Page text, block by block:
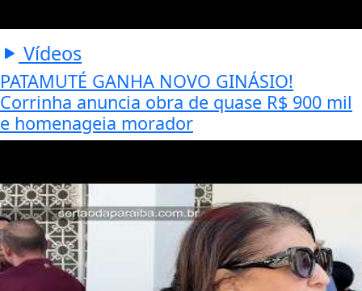
Vídeos
PATAMUTÉ GANHA NOVO GINÁSIO!
Corrinha anuncia obra de quase R$ 900 mil
e homenageia morador